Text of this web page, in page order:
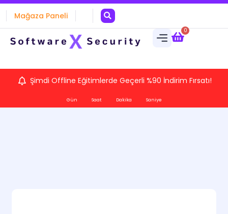
Mağaza Paneli
0
Şimdi Offline Eğitimlerde Geçerli %90 İndirim Fırsatı!
Gün Saat Dakika Saniye